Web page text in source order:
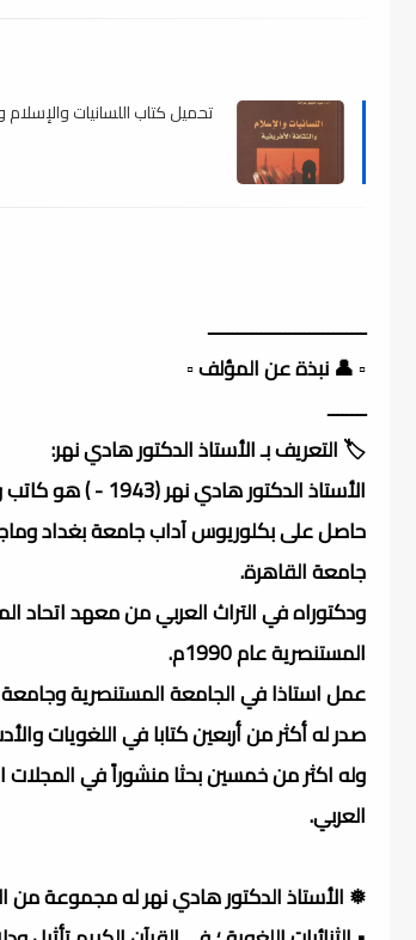
تحميل كتاب اللسانيات والإسلام
ـــــــــــــــــــــــــــــــــ
▫️ 👤 نبذة عن المؤلف ▫️
ــــــــ
🏷️ التعريف بـ الأستاذ الدكتور هادي نهر:
الأستاذ الدكتور هادي نهر (1943 - ) هو كاتب وباحث لغوي عراقي، من مواليد مدينة بغداد بالعراق.
حاصل على بكلوريوس آداب جامعة بغداد
جامعة القاهرة.
ودكتوراه في التراث العربي من معهد اتحاد
المستنصرية عام 1990م.
عمل استاذا في الجامعة المستنصرية
صدر له أكثر من أربعين كتابا في اللغويات
وله اكثر من خمسين بحثا منشوراً في
العربي.
❅ الأستاذ الدكتور هادي نهر له مجموعة من